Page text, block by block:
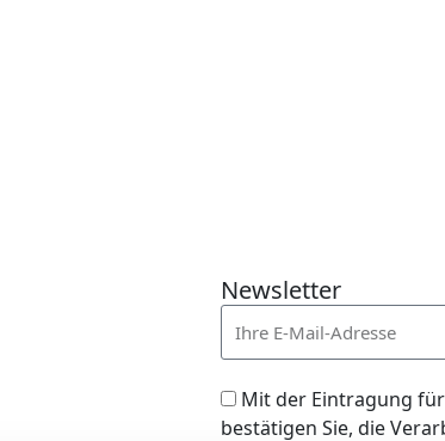
Newsletter
Mit der Eintragung
bestätigen Sie, die